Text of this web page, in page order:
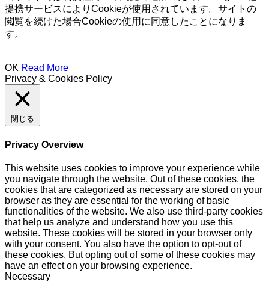
提携サービスによりCookieが使用されています。サイトの
閲覧を続けた場合Cookieの使用に同意したことになりま
す。
OK Read More
Privacy & Cookies Policy
閉じる
Privacy Overview
This website uses cookies to improve your experience while
you navigate through the website. Out of these cookies, the
cookies that are categorized as necessary are stored on your
browser as they are essential for the working of basic
functionalities of the website. We also use third-party cookies
that help us analyze and understand how you use this
website. These cookies will be stored in your browser only
with your consent. You also have the option to opt-out of
these cookies. But opting out of some of these cookies may
have an effect on your browsing experience.
Necessary